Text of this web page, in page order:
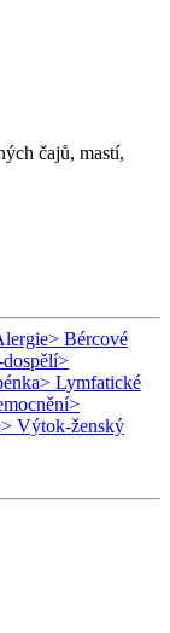
čajů, mastí,
> Bércové
>
> Lymfatické
>
> Výtok-ženský